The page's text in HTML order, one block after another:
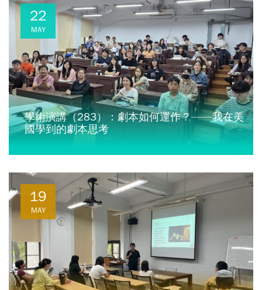
22
MAY
學術演講（283）：劇本如何運作？——我在美
國學到的劇本思考
19
MAY